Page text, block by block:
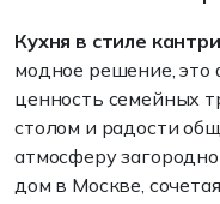
Кухня в стиле
модное решение,
ценность семейных
столом и радости
атмосферу
дом в Москве,